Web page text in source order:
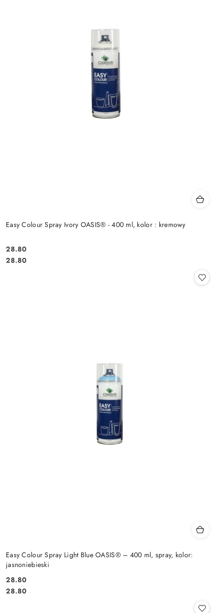
Easy Colour Spray Ivory OASIS® - 400 ml, kolor : kremowy
Cena:
28.80
Cena:
28.80
Easy Colour Spray Light Blue OASIS® – 400 ml, spray, kolor:
jasnoniebieski
Cena:
28.80
Cena:
28.80